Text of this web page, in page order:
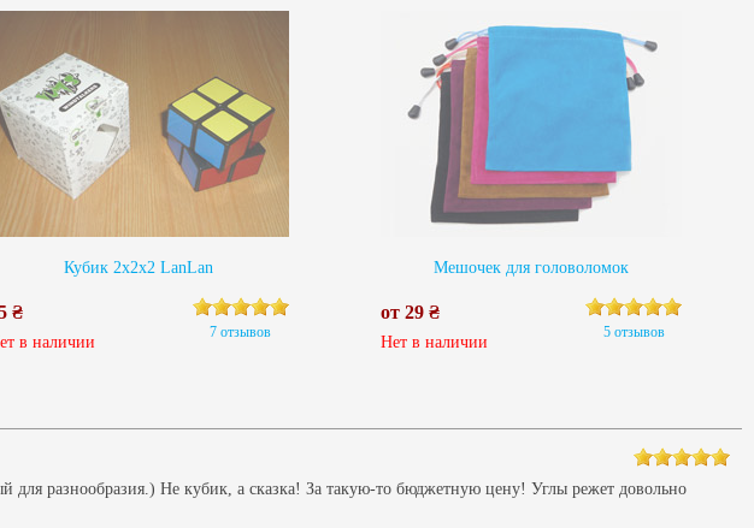
Кубик 2х2х2 LanLan
₴
в наличии
7 отзывов
Мешочек для головоломок
от 29 ₴
Нет в наличии
5 отзывов
разнообразия.) Не кубик, а сказка! За такую-то бюджетную цену! Углы режет довольно